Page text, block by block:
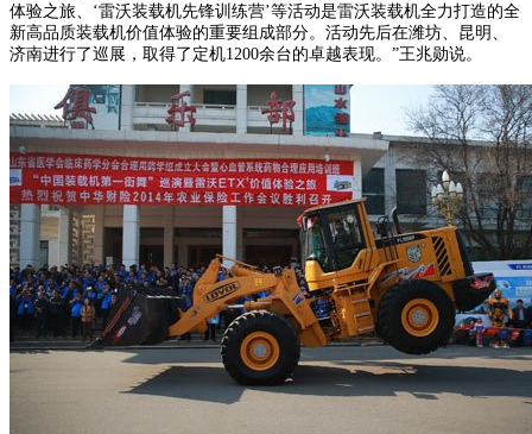
体验之旅、‘雷沃装载机先锋训练营’等活动是雷沃装载机全力打造的全
新高品质装载机价值体验的重要组成部分。活动先后在潍坊、昆明、
济南进行了巡展，取得了定机1200余台的卓越表现。”王兆勋说。